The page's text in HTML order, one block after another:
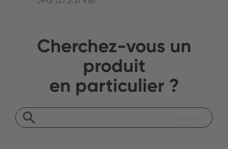
Cherchez-vous un
produit
en particulier ?